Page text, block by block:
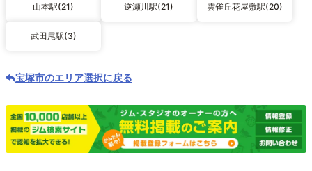
山本駅(21) 逆瀬川駅(21) 雲雀丘花屋敷駅(20)
武田尾駅(3)
宝塚市のエリア選択に戻る